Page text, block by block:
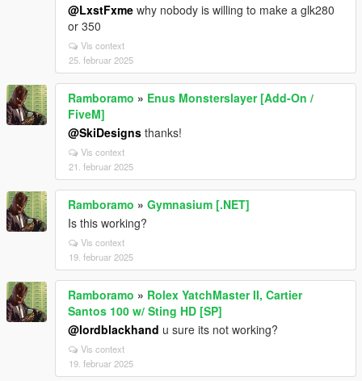
@LxstFxme why nobody is willing to make a glk280
or 350
Vis context
25. februar 2025
Ramboramo » Enus Monsterslayer [Add-On /
FiveM]
@SkiDesigns thanks!
Vis context
21. februar 2025
Ramboramo » Gymnasium [.NET]
Is this working?
Vis context
19. februar 2025
Ramboramo » Rolex YatchMaster II, Cartier
Santos 100 w/ Sting HD [SP]
@lordblackhand u sure its not working?
Vis context
19. februar 2025